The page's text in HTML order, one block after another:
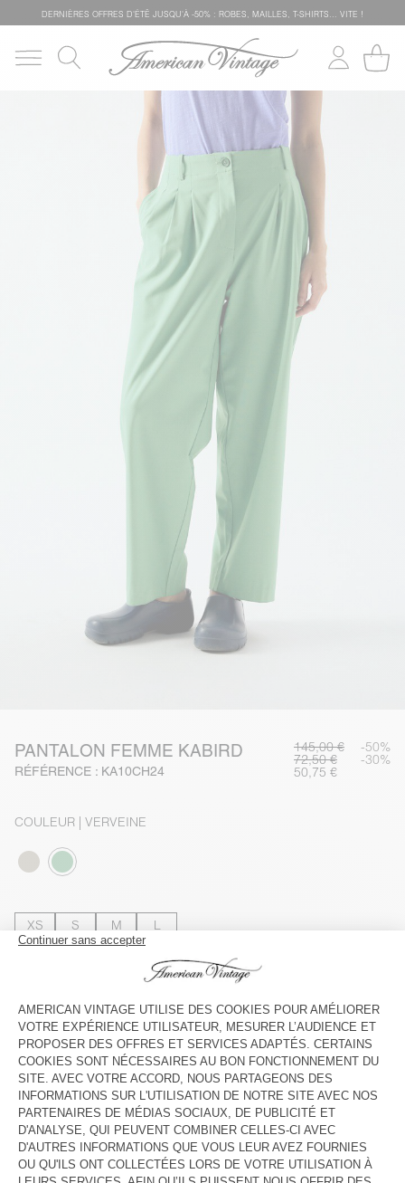
DERNIÈRES OFFRES D'ÉTÊ JUSQU'À -50% : ROBES, MAILLES, T-SHIRTS... VITE !
PANTALON FEMME KABIRD
RÉFÉRENCE : KA10CH24
145,00 € -50%
72,50 € -30%
50,75 €
COULEUR | VERVEINE
XS S M L
Le mannequin mesure 176 cm et porte une taille S
Livraison estiméeentre le mardi 11 août et le jeudi 13 août
AJOUTER AU PANIER
VOIR LE LOOK